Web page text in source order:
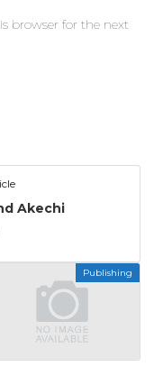
browser for the next
Akechi
Publishing